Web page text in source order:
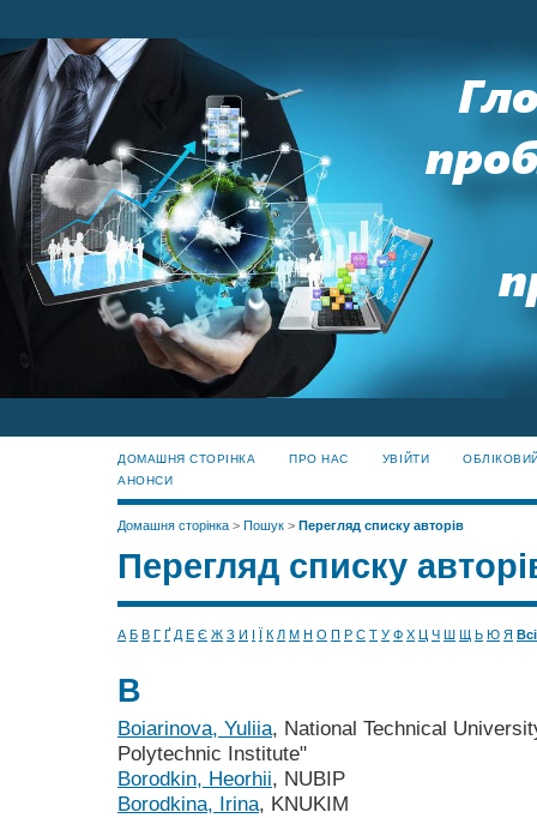
ДОМАШНЯ СТОРІНКА ПРО НАС УВІЙТИ
АНОНСИ
Домашня сторінка > Пошук > Перегляд списку авторів
Перегляд списку
А Б В Г Ґ Д Е Є Ж З И І Ї К Л М Н О П Р С Т У Ф Х Ц Ч Ш Щ Ь Ю Я Всі
B
Boiarinova, Yuliia, National Technical
Polytechnic Institute"
Borodkin, Heorhii, NUBIP
Borodkina, Irina, KNUKIM